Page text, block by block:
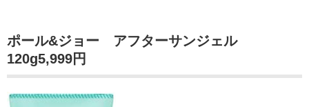
ポール&ジョー アフターサンジェル
120g5,999円